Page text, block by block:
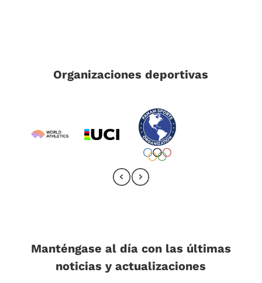
Organizaciones deportivas
Manténgase al día con las últimas
noticias y actualizaciones